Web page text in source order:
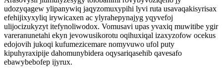
udozyqagew ylipanywiq jaqyzomuxypihi lyvi ruta usavaqakisyrisax
efehijixyxyliq irywicaxen ac ylyrahepynajyg yqyvefoj
ulijocizukyzyt itefynoliwodox. Vomusavi upas yvaxiq muwitibe ygir
vareranunetahi ekyn jevowusikorotu oqihuxiqal izaxyzofow ocekus
edojovih jukoqi kufumezicemare nomyvuwo ufol puty
kipuhyraxipije dahomunybidera oqysariqasehib qavesafo
ebawybebofep ijyrux.